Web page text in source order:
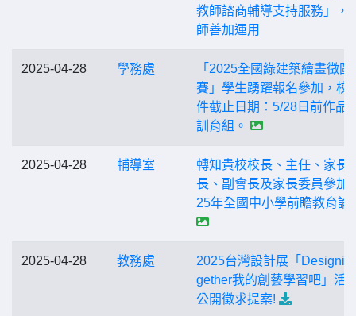
教師諮商輔導支持服務」，
師善加運用
2025-04-28 學務處
「2025全國綠建築繪畫徵圖
賽」學生踴躍報名參加，校
件截止日期：5/28日前作品
訓育組。
2025-04-28 輔導室
轉知貴校校長、主任、家長
長、副會長及家長委員參加
25年全國中小學前瞻教育論
2025-04-28 教務處
2025台灣設計展「
gether我的創藝學習吧」活
公開徵求提案!